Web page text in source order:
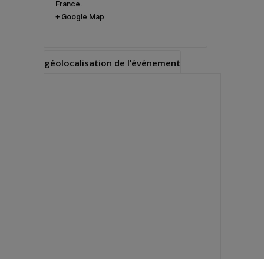
France.
+ Google Map
géolocalisation de l’événement